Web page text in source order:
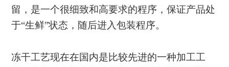
留，是一个很细致和高要求的程序，保证产品处
于“生鲜”状态，随后进入包装程序。
冻干工艺现在在国内是比较先进的一种加工工